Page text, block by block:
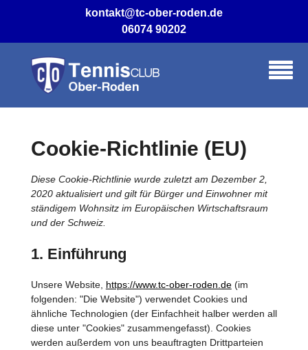
content
kontakt@tc-ober-roden.de
06074 90202
Cookie-Richtlinie (EU)
Diese Cookie-Richtlinie wurde zuletzt am Dezember 2,
2020 aktualisiert und gilt für Bürger und Einwohner mit
ständigem Wohnsitz im Europäischen Wirtschaftsraum
und der Schweiz.
1. Einführung
Unsere Website, https://www.tc-ober-roden.de(im
folgenden: "Die Website") verwendet Cookies und
ähnliche Technologien (der Einfachheit halber werden all
diese unter "Cookies" zusammengefasst). Cookies
werden außerdem von uns beauftragten Drittparteien